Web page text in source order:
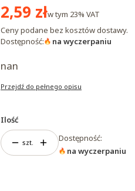
Cena
2,59 złw tym 23% VAT
Ceny podane bez kosztów dostawy.
Dostępność:
na wyczerpaniu
nan
Przejdź do pełnego opisu
Ilość
szt.
Dostępność:
na wyczerpaniu